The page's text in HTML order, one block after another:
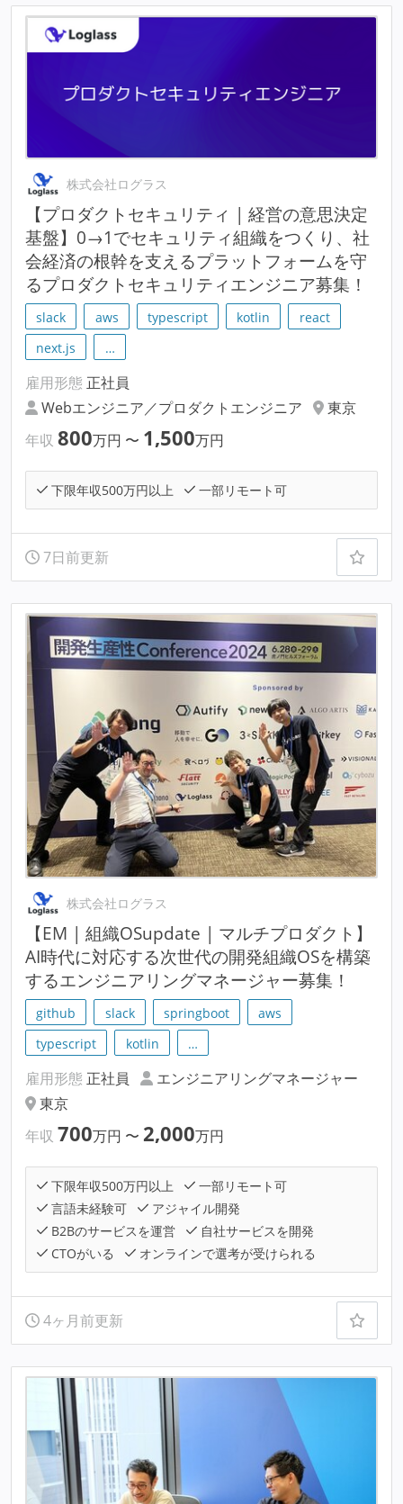
株式会社ログラス
【プロダクトセキュリティ | 経営の意思決定
基盤】0→1でセキュリティ組織をつくり、社
会経済の根幹を支えるプラットフォームを守
るプロダクトセキュリティエンジニア募集！
slack aws typescript kotlin
react
next.js
…
雇用形態 正社員
Webエンジニア／プロダクトエンジニア
東京
年収 800万円 〜 1,500万円
下限年収500万円以上 一部リモート可
7日前更新
株式会社ログラス
【EM | 組織OSupdate | マルチプロダクト】
AI時代に対応する次世代の開発組織OSを構築
するエンジニアリングマネージャー募集！
github slack springboot
aws
typescript
kotlin …
雇用形態 正社員
エンジニアリングマネージャー
東京
年収 700万円 〜 2,000万円
下限年収500万円以上
一部リモート可
言語未経験可
アジャイル開発
B2Bのサービスを運営
自社サービスを開発
CTOがいる
オンラインで選考が受けられる
4ヶ月前更新